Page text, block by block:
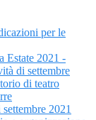
per le
Estate 2021 -
di settembre
di teatro
2021